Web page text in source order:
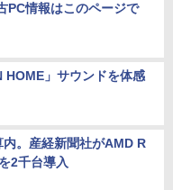
PC情報はこのページで
HOME」サウンドを体感
。産経新聞社がAMD R
2千台導入